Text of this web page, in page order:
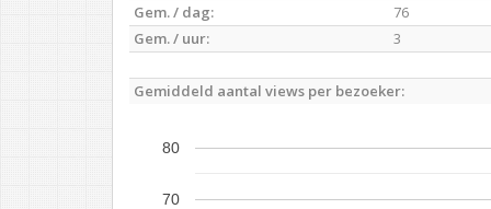
Gem. / dag:
76
Gem. / uur:
3
Gemiddeld aantal views per bezoeker:
70
80